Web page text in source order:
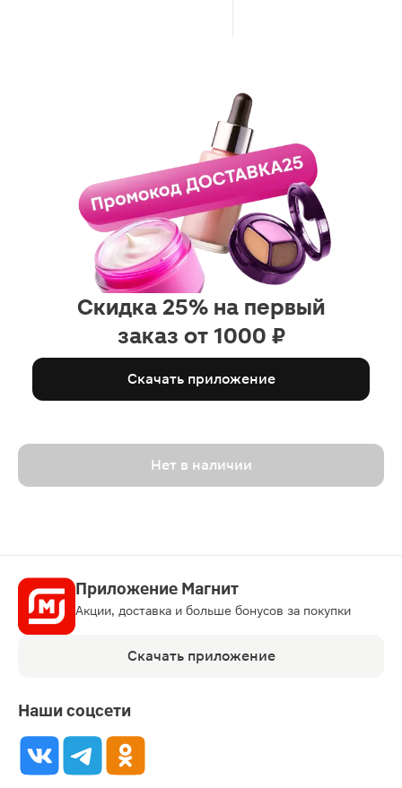
блесточки выглядывают. к
дня ужасно западает в
этого тон стойко
жару и 14+ часов носки),
подчеркивает шелушинки.
Скидка 25% на первый
заказ от 1000 ₽
Скачать приложение
Нет в наличии
Приложение Магнит
Акции, доставка и больше бонусов за покупки
Скачать приложение
Наши соцсети